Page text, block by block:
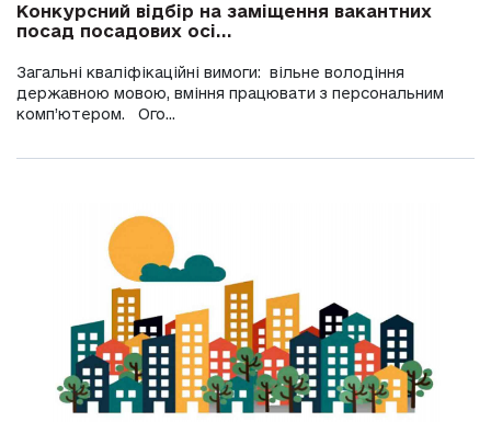
Конкурсний відбір на заміщення вакантних
посад посадових осі...
Загальні кваліфікаційні вимоги: вільне володіння
державною мовою, вміння працювати з персональним
комп’ютером. Ого...